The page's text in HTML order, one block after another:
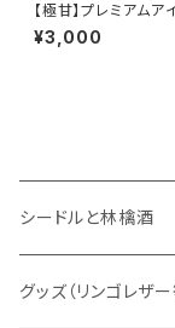
【極甘】プレミアムア
ル ポム・グラッセ8
8% 2024
¥3,000
シードルと林檎酒
ノンアルコール
グッズ（リンゴレザー